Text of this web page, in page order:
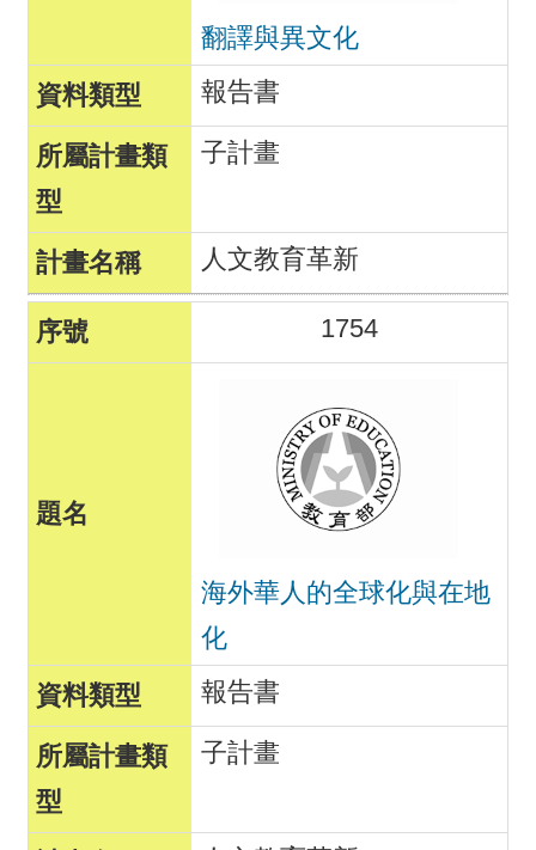
翻譯與異文化
報告書
子計畫
人文教育革新
1754
海外華人的全球化與在地
化
報告書
子計畫